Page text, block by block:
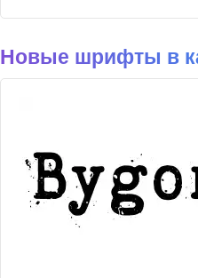
Новые шрифты в